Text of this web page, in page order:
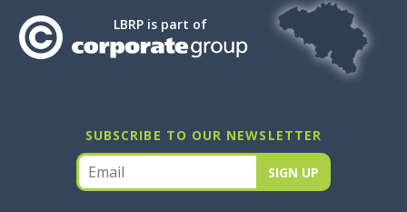
LBRP is part of
SUBSCRIBE TO OUR NEWSLETTER